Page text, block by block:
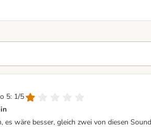
5: 1/5
es wäre besser, gleich zwei von diesen